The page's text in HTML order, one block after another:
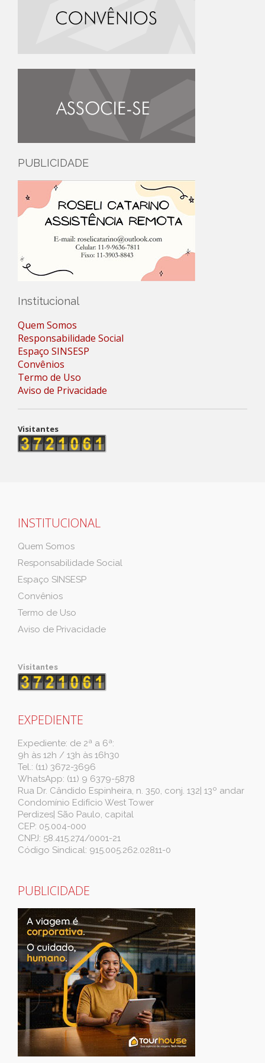
PUBLICIDADE
Institucional
Quem Somos
Responsabilidade Social
Espaço SINSESP
Convênios
Termo de Uso
Aviso de Privacidade
Visitantes
INSTITUCIONAL
Quem Somos
Responsabilidade Social
Espaço SINSESP
Convênios
Termo de Uso
Aviso de Privacidade
Visitantes
EXPEDIENTE
Expediente: de 2ª a 6ª:
9h às 12h / 13h às 16h30
Tel.: (11) 3672-3696
WhatsApp: (11) 9 6379-5878
Rua Dr. Cândido Espinheira, n. 350, conj. 132| 13º andar
Condomínio Edifício West Tower
Perdizes| São Paulo, capital
CEP: 05.004-000
CNPJ: 58.415.274/0001-21
Código Sindical: 915.005.262.02811-0
PUBLICIDADE